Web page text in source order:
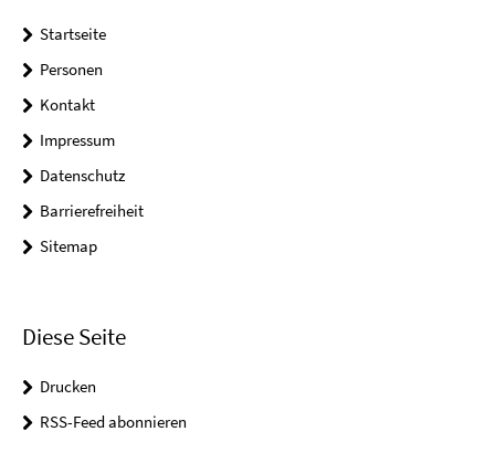
Startseite
Personen
Kontakt
Impressum
Datenschutz
Barrierefreiheit
Sitemap
Diese Seite
Drucken
RSS-Feed abonnieren